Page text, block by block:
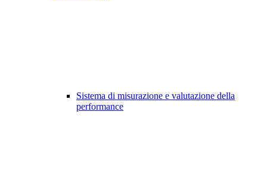
Sistema di misurazione e valutazione della
performance